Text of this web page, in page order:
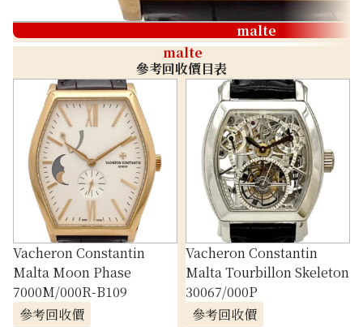
malte
malte
參考回收價目表
Vacheron Constantin
Malta Moon Phase
7000M/000R-B109
參考回收價
Vacheron Constantin
Malta Tourbillon Skeleton
30067/000P
參考回收價